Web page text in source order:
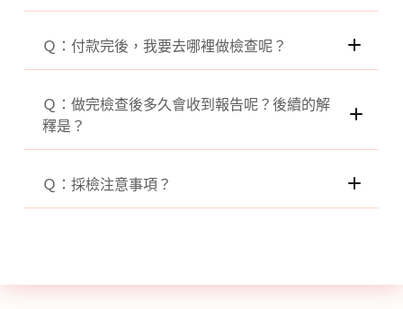
（妳可能有胰島素阻抗！）
焦慮、睡眠障礙、壓力指數過高的女性。
想要評估自己的卵子存量者。
Ｑ：付款完後，我要去哪裡做檢查呢？
台北跟台中的大型診所
Ｑ：做完檢查後多久會收到報告呢？後續的解
釋是？
Ｑ：採檢注意事項？